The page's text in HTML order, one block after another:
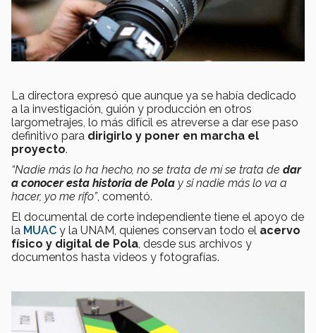
La directora expresó que aunque ya se había dedicado
a la investigación, guión y producción en otros
largometrajes, lo más difícil es atreverse a dar ese paso
definitivo para dirigirlo y poner en marcha el
proyecto.
“Nadie más lo ha hecho, no se trata de mí se trata de dar
a conocer esta historia de Pola y si nadie más lo va a
hacer, yo me rifo”, comentó.
El documental de corte independiente tiene el apoyo de
la MUAC y la UNAM, quienes conservan todo el acervo
físico y digital de Pola , desde sus archivos y
documentos hasta videos y fotografías.